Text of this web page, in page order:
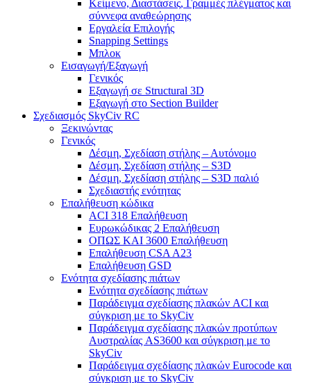
Κείμενο, Διαστάσεις, Γραμμές πλέγματος και
σύννεφα αναθεώρησης
Εργαλεία Επιλογής
Snapping Settings
Μπλοκ
Εισαγωγή/Εξαγωγή
Γενικός
Εξαγωγή σε Structural 3D
Εξαγωγή στο Section Builder
Σχεδιασμός SkyCiv RC
Ξεκινώντας
Γενικός
Δέσμη, Σχεδίαση στήλης – Αυτόνομο
Δέσμη, Σχεδίαση στήλης – S3D
Δέσμη, Σχεδίαση στήλης – S3D παλιό
Σχεδιαστής ενότητας
Επαλήθευση κώδικα
ACI 318 Επαλήθευση
Ευρωκώδικας 2 Επαλήθευση
ΟΠΩΣ ΚΑΙ 3600 Επαλήθευση
Επαλήθευση CSA A23
Επαλήθευση GSD
Ενότητα σχεδίασης πιάτων
Ενότητα σχεδίασης πιάτων
Παράδειγμα σχεδίασης πλακών ACI και
σύγκριση με το SkyCiv
Παράδειγμα σχεδίασης πλακών προτύπων
Αυστραλίας AS3600 και σύγκριση με το
SkyCiv
Παράδειγμα σχεδίασης πλακών Eurocode και
σύγκριση με το SkyCiv